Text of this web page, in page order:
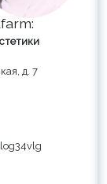
д. 7